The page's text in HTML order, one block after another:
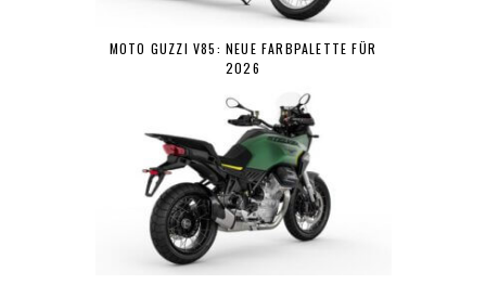
MOTO GUZZI V85: NEUE FARBPALETTE FÜR
2026